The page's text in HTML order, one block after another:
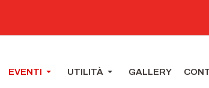
EVENTI UTILITÀ GALLERY